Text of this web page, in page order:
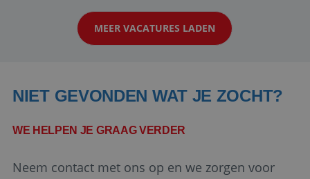
werken: of het nu gaat om vragen ...
MEER VACATURES LADEN
NIET GEVONDEN WAT JE ZOCHT?
WE HELPEN JE GRAAG VERDER
Neem contact met ons op en we zorgen voor
Google Privacy Policy